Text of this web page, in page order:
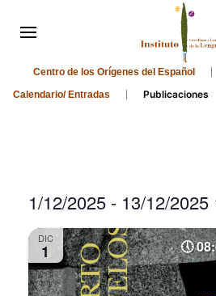
Centro de los Orígenes del Español
Calendario/ Entradas Publicaciones
1/12/2025 - 13/12/2025
Select
date.
DIC
1